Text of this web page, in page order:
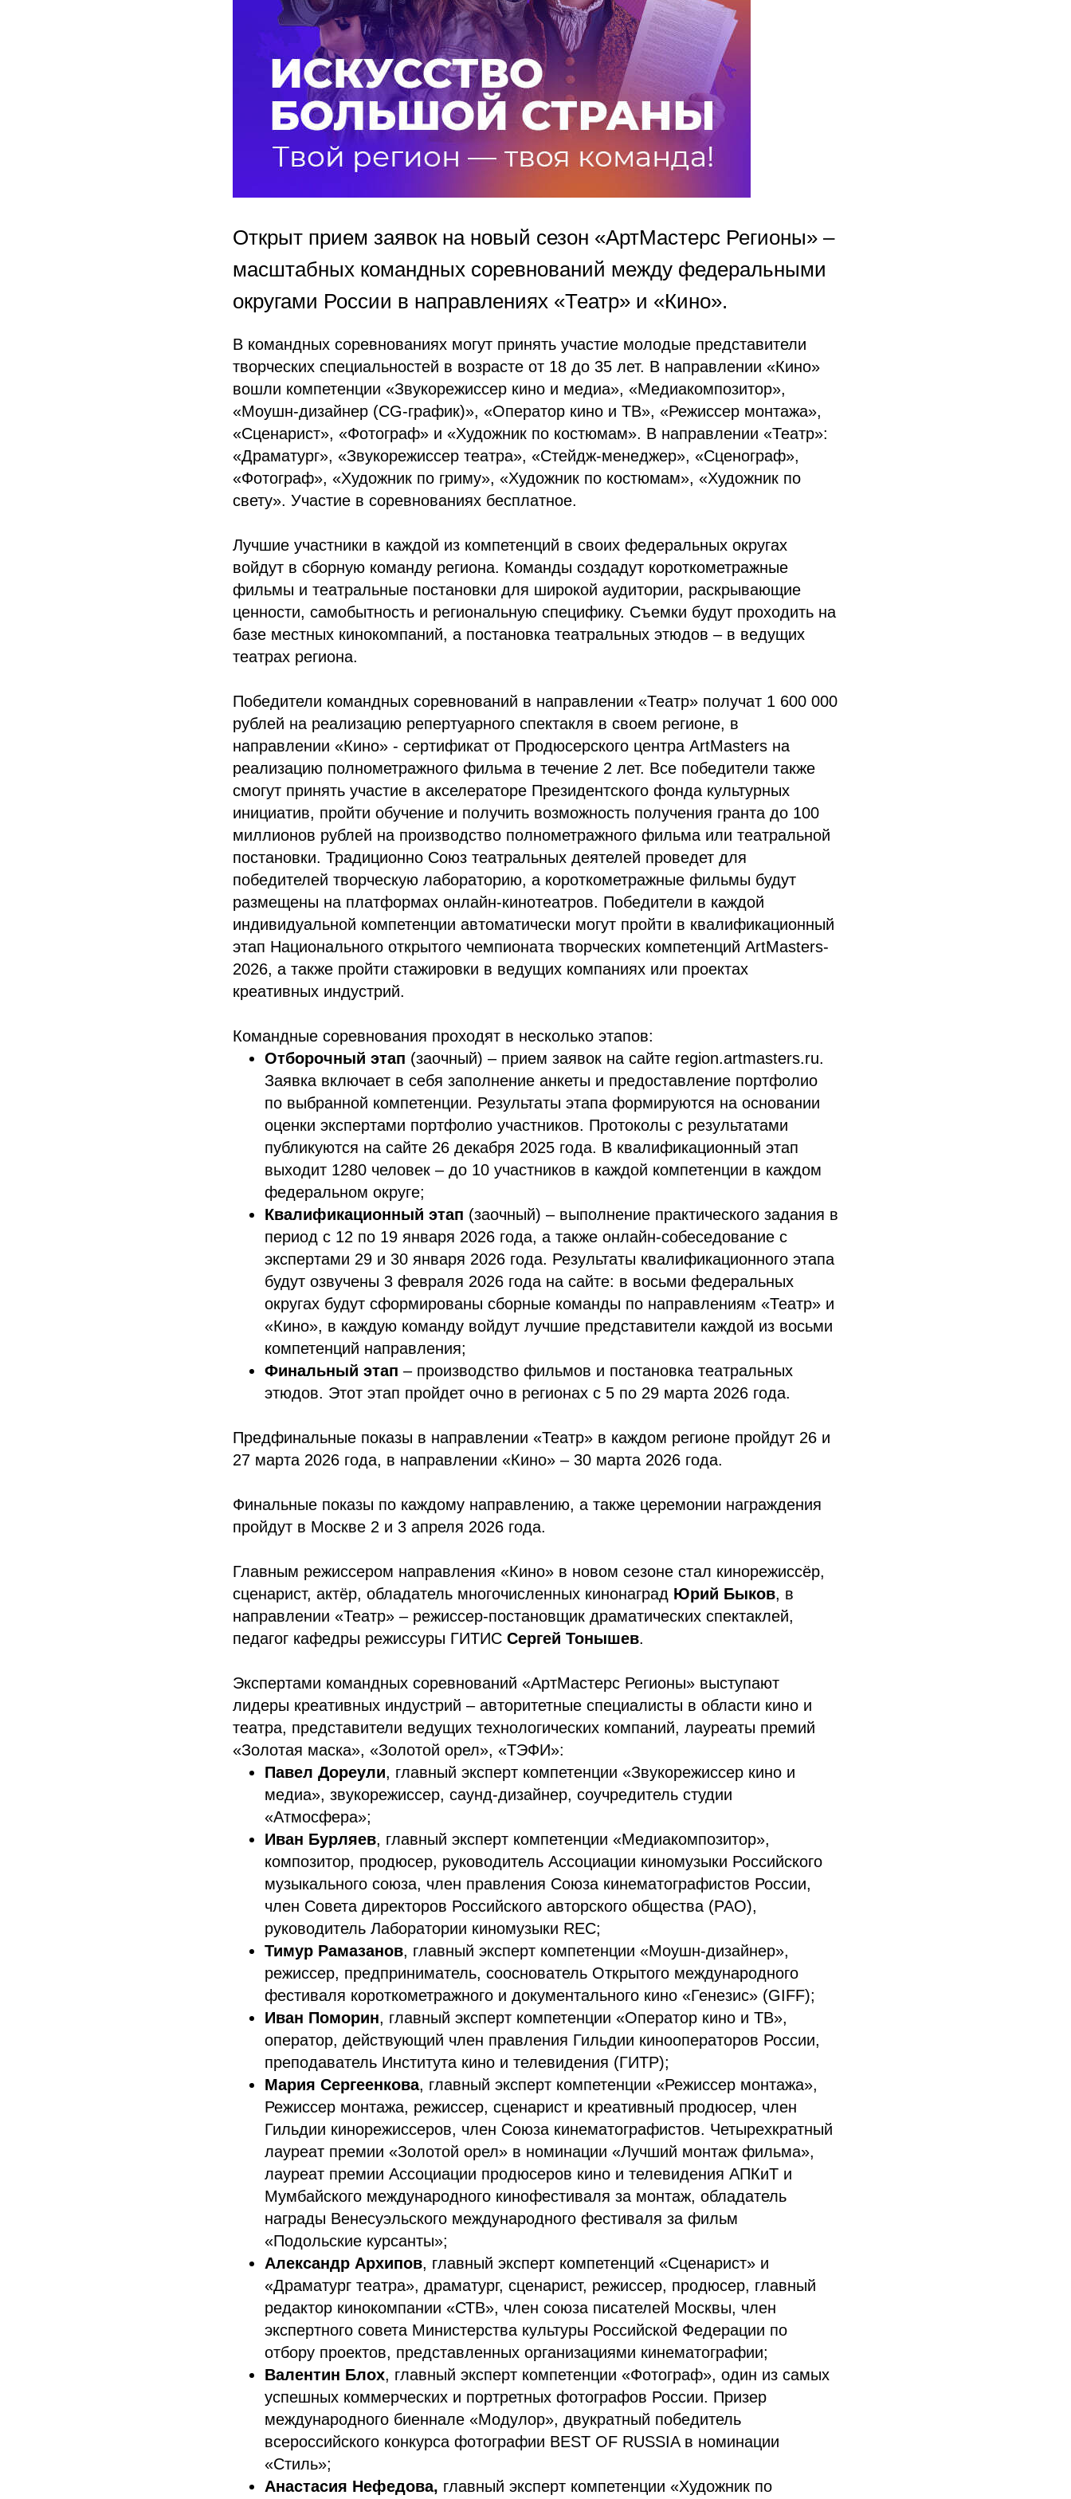
Открыт прием заявок на новый сезон «АртМастерс Регионы» –
масштабных командных соревнований между федеральными
округами России в направлениях «Театр» и «Кино».
В командных соревнованиях могут принять участие молодые представители
творческих специальностей в возрасте от 18 до 35 лет. В направлении «Кино»
вошли компетенции «Звукорежиссер кино и медиа», «Медиакомпозитор»,
«Моушн-дизайнер (CG-график)», «Оператор кино и ТВ», «Режиссер монтажа»,
«Сценарист», «Фотограф» и «Художник по костюмам». В направлении «Театр»:
«Драматург», «Звукорежиссер театра», «Стейдж-менеджер», «Сценограф»,
«Фотограф», «Художник по гриму», «Художник по костюмам», «Художник по
свету». Участие в соревнованиях бесплатное.
Лучшие участники в каждой из компетенций в своих федеральных округах
войдут в сборную команду региона. Команды создадут короткометражные
фильмы и театральные постановки для широкой аудитории, раскрывающие
ценности, самобытность и региональную специфику. Съемки будут проходить на
базе местных кинокомпаний, а постановка театральных этюдов – в ведущих
театрах региона.
Победители командных соревнований в направлении «Театр» получат 1 600 000
рублей на реализацию репертуарного спектакля в своем регионе, в
направлении «Кино» - сертификат от Продюсерского центра ArtMasters на
реализацию полнометражного фильма в течение 2 лет. Все победители также
смогут принять участие в акселераторе Президентского фонда культурных
инициатив, пройти обучение и получить возможность получения гранта до 100
миллионов рублей на производство полнометражного фильма или театральной
постановки. Традиционно Союз театральных деятелей проведет для
победителей творческую лабораторию, а короткометражные фильмы будут
размещены на платформах онлайн-кинотеатров. Победители в каждой
индивидуальной компетенции автоматически могут пройти в квалификационный
этап Национального открытого чемпионата творческих компетенций ArtMasters-
2026, а также пройти стажировки в ведущих компаниях или проектах
креативных индустрий.
Командные соревнования проходят в несколько этапов:
Отборочный этап (заочный) – прием заявок на сайте region.artmasters.ru.
Заявка включает в себя заполнение анкеты и предоставление портфолио
по выбранной компетенции. Результаты этапа формируются на основании
оценки экспертами портфолио участников. Протоколы с результатами
публикуются на сайте 26 декабря 2025 года. В квалификационный этап
выходит 1280 человек – до 10 участников в каждой компетенции в каждом
федеральном округе;
Квалификационный этап (заочный) – выполнение практического задания в
период с 12 по 19 января 2026 года, а также онлайн-собеседование с
экспертами 29 и 30 января 2026 года. Результаты квалификационного этапа
будут озвучены 3 февраля 2026 года на сайте: в восьми федеральных
округах будут сформированы сборные команды по направлениям «Театр» и
«Кино», в каждую команду войдут лучшие представители каждой из восьми
компетенций направления;
Финальный этап – производство фильмов и постановка театральных
этюдов. Этот этап пройдет очно в регионах с 5 по 29 марта 2026 года.
Предфинальные показы в направлении «Театр» в каждом регионе пройдут 26 и
27 марта 2026 года, в направлении «Кино» – 30 марта 2026 года.
Финальные показы по каждому направлению, а также церемонии награждения
пройдут в Москве 2 и 3 апреля 2026 года.
Главным режиссером направления «Кино» в новом сезоне стал кинорежиссёр,
сценарист, актёр, обладатель многочисленных кинонаград Юрий Быков, в
направлении «Театр» – режиссер-постановщик драматических спектаклей,
педагог кафедры режиссуры ГИТИС Сергей Тонышев.
Экспертами командных соревнований «АртМастерс Регионы» выступают
лидеры креативных индустрий – авторитетные специалисты в области кино и
театра, представители ведущих технологических компаний, лауреаты премий
«Золотая маска», «Золотой орел», «ТЭФИ»:
Павел Дореули, главный эксперт компетенции «Звукорежиссер кино и
медиа», звукорежиссер, саунд-дизайнер, соучредитель студии
«Атмосфера»;
Иван Бурляев, главный эксперт компетенции «Медиакомпозитор»,
композитор, продюсер, руководитель Ассоциации киномузыки Российского
музыкального союза, член правления Союза кинематографистов России,
член Совета директоров Российского авторского общества (РАО),
руководитель Лаборатории киномузыки REC;
Тимур Рамазанов, главный эксперт компетенции «Моушн-дизайнер»,
режиссер, предприниматель, сооснователь Открытого международного
фестиваля короткометражного и документального кино «Генезис» (GIFF);
Иван Поморин, главный эксперт компетенции «Оператор кино и ТВ»,
оператор, действующий член правления Гильдии кинооператоров России,
преподаватель Института кино и телевидения (ГИТР);
Мария Сергеенкова, главный эксперт компетенции «Режиссер монтажа»,
Режиссер монтажа, режиссер, сценарист и креативный продюсер, член
Гильдии кинорежиссеров, член Союза кинематографистов. Четырехкратный
лауреат премии «Золотой орел» в номинации «Лучший монтаж фильма»,
лауреат премии Ассоциации продюсеров кино и телевидения АПКиТ и
Мумбайского международного кинофестиваля за монтаж, обладатель
награды Венесуэльского международного фестиваля за фильм
«Подольские курсанты»;
Александр Архипов, главный эксперт компетенций «Сценарист» и
«Драматург театра», драматург, сценарист, режиссер, продюсер, главный
редактор кинокомпании «СТВ», член союза писателей Москвы, член
экспертного совета Министерства культуры Российской Федерации по
отбору проектов, представленных организациями кинематографии;
Валентин Блох, главный эксперт компетенции «Фотограф», один из самых
успешных коммерческих и портретных фотографов России. Призер
международного биеннале «Модулор», двукратный победитель
всероссийского конкурса фотографии BEST OF RUSSIA в номинации
«Стиль»;
Анастасия Нефедова, главный эксперт компетенции «Художник по